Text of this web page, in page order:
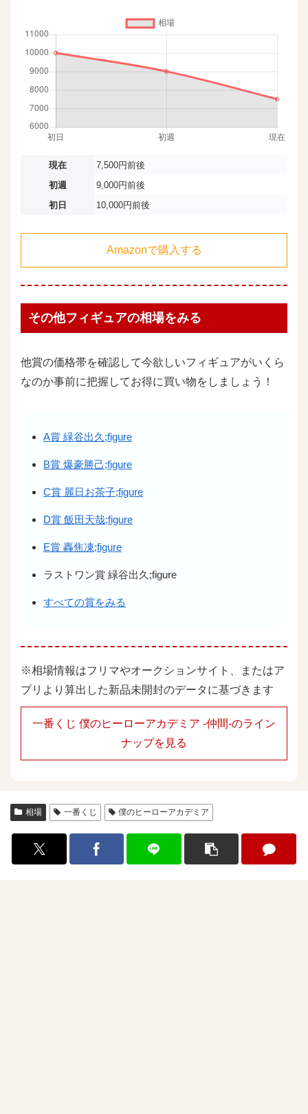
現在
7,500円前後
初週
9,000円前後
初日
10,000円前後
Amazonで購入する
その他フィギュアの相場をみる
他賞の価格帯を確認して今欲しいフィギュアがいくら
なのか事前に把握してお得に買い物をしましょう！
A賞 緑谷出久;figure
B賞 爆豪勝己;figure
C賞 麗日お茶子;figure
D賞 飯田天哉;figure
E賞 轟焦凍;figure
ラストワン賞 緑谷出久;figure
すべての賞をみる
※相場情報はフリマやオークションサイト、またはア
プリより算出した新品未開封のデータに基づきます
一番くじ 僕のヒーローアカデミア -仲間-のライン
ナップを見る
相場 一番くじ 僕のヒーローアカデミア